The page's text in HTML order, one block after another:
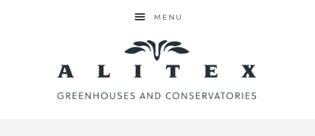
MENU